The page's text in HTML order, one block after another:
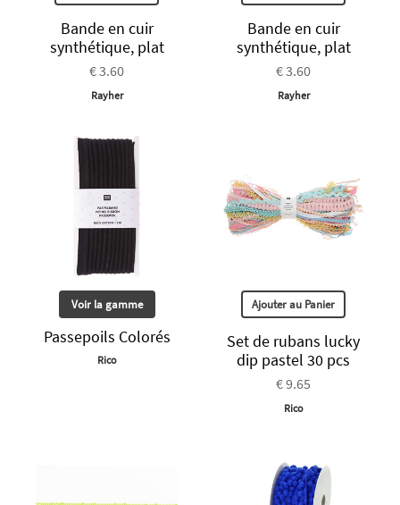
Bande en cuir
synthétique, plat
€ 3.60
Rayher
Bande en cuir
synthétique, plat
€ 3.60
Rayher
Voir la gamme
Passepoils Colorés
Rico
Ajouter au Panier
Set de rubans lucky
dip pastel 30 pcs
€ 9.65
Rico